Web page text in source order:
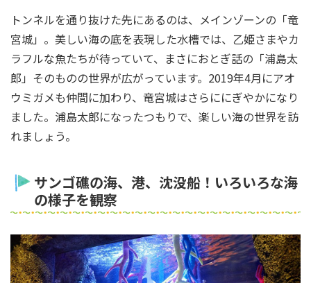
トンネルを通り抜けた先にあるのは、メインゾーンの「竜
宮城」。美しい海の底を表現した水槽では、乙姫さまやカ
ラフルな魚たちが待っていて、まさにおとぎ話の「浦島太
郎」そのものの世界が広がっています。2019年4月にアオ
ウミガメも仲間に加わり、竜宮城はさらににぎやかになり
ました。浦島太郎になったつもりで、楽しい海の世界を訪
れましょう。
サンゴ礁の海、港、沈没船！いろいろな海
の様子を観察